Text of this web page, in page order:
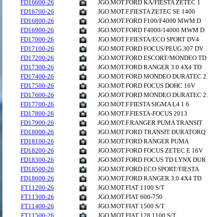
FD16600-26
JGO.MOT.FORD KA/FIESTA ZETEC 1
FD16700-26
JGO.MOT.F.FIESTA ZETEC SE 1400
FD16800-26
JGO.MOT.FORD F100/F4000 MWM D
FD16900-26
JGO.MOT.FORD F4000/14000 MWM D
FD17000-26
JGO.MOT.F.FIESTA/ECO SPORT DV4
FD17100-26
JGO.MOT.FORD FOCUS/PEUG.307 DV
FD17200-26
JGO.MOT.FORD ESCORT/MONDEO TD
FD17300-26
JGO.MOT.FORD RANGER 3.0 4X4 TD
FD17400-26
JGO.MOT.FORD MONDEO DURATEC 2.
FD17500-26
JGO.MOT.FORD FOCUS DOHC 16V
FD17600-26
JGO.MOT.FORD MONDEO DURATEC 2.
FD17700-26
JGO.MOT.F.FIESTA SIGMA L4 1 6
FD17800-26
JGO.MOT.F.FIESTA-FOCUS 2013
FD17900-26
JGO.MOT.F.RANGER PUMA TRANSIT
FD18000-26
JGO.MOT.FORD TRANSIT DURATORQ
FD18100-26
JGO.MOT.FORD RANGER PUMA
FD18200-26
JGO.MOT.FORD FOCUS ZETEC E 16V
FD18300-26
JGO.MOT.FORD FOCUS TD LYNX DUR
FD18500-26
JGO.MOT.FORD ECO SPORT/FIESTA
FD18600-26
JGO.MOT.FORD RANGER 3.0 4X4 TD
FT11200-26
JGO.MOT.FIAT 1100 S/T
FT11300-26
JGO.MOT.FIAT 600-750
FT11400-26
JGO.MOT.FIAT 1500 S/T
FT11500-26
JGO.MOT.FIAT 128 1100 S/T